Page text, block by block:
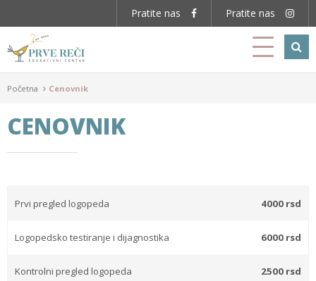
Početna Cenovnik
CENOVNIK
Prvi pregled logopeda 4000 rsd
Logopedsko testiranje i dijagnostika 6000 rsd
Kontrolni pregled logopeda 2500 rsd